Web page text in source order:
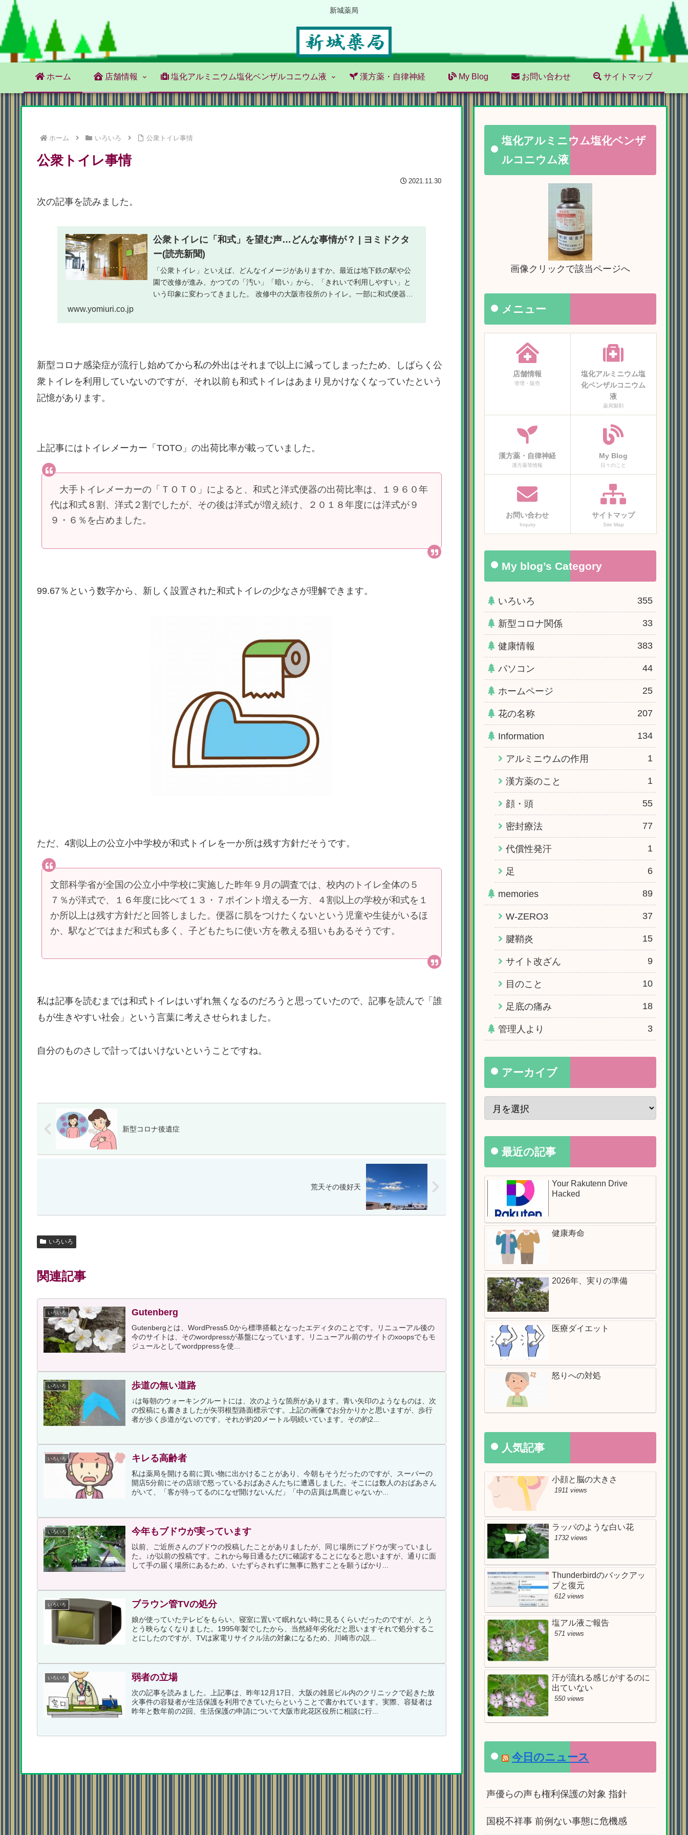
新城薬局
ホーム 店舗情報 塩化アルミニウム塩化ベンザルコニウム液 漢方薬・自律神経 My Blog お問い合わせ サイトマップ
ホーム いろいろ 公衆トイレ事情
公衆トイレ事情
2021.11.30
次の記事を読みました。
公衆トイレに「和式」を望む声…どんな事情が？ | ヨミドクタ
ー(読売新聞)
「公衆トイレ」といえば、どんなイメージがありますか。最近は地下鉄の駅や公
園で改修が進み、かつての「汚い」「暗い」から、「きれいで利用しやすい」と
いう印象に変わってきました。 改修中の大阪市役所のトイレ。一部に和式便器が
www.yomiuri.co.jp
新型コロナ感染症が流行し始めてから私の外出はそれまで以上に減ってしまったため、しばらく公
衆トイレを利用していないのですが、それ以前も和式トイレはあまり見かけなくなっていたという
記憶があります。
上記事にはトイレメーカー「TOTO」の出荷比率が載っていました。
大手トイレメーカーの「ＴＯＴＯ」によると、和式と洋式便器の出荷比率は、１９６０年
代は和式８割、洋式２割でしたが、その後は洋式が増え続け、２０１８年度には洋式が９
９・６％を占めました。
99.67％という数字から、新しく設置された和式トイレの少なさが理解できます。
ただ、4割以上の公立小中学校が和式トイレを一か所は残す方針だそうです。
文部科学省が全国の公立小中学校に実施した昨年９月の調査では、校内のトイレ全体の５
７％が洋式で、１６年度に比べて１３・７ポイント増える一方、４割以上の学校が和式を１
か所以上は残す方針だと回答しました。便器に肌をつけたくないという児童や生徒がいるほ
か、駅などではまだ和式も多く、子どもたちに使い方を教える狙いもあるそうです。
私は記事を読むまでは和式トイレはいずれ無くなるのだろうと思っていたので、記事を読んで「誰
もが生きやすい社会」という言葉に考えさせられました。
自分のものさしで計ってはいけないということですね。
新型コロナ後遺症
荒天その後好天
いろいろ
関連記事
いろいろ Gutenberg
Gutenbergとは、WordPress5.0から標準搭載となったエディタのことです。リニューアル後の
今のサイトは、そのwordpressが基盤になっています。リニューアル前のサイトのxoopsでもモ
ジュールとしてwordppressを使...
いろいろ 歩道の無い道路
↓は毎朝のウォーキングルートには、次のような箇所があります。青い矢印のようなものは、次
の投稿にも書きましたが矢羽根型路面標示です。上記の画像でお分かりかと思いますが、歩行
者が歩く歩道がないのです。それが約20メートル弱続いています。その約2...
いろいろ キレる高齢者
私は薬局を開ける前に買い物に出かけることがあり、今朝もそうだったのですが、スーパーの
開店5分前にその店頭で怒っているおばあさんたちに遭遇しました。そこには数人のおばあさん
がいて、「客が待ってるのになぜ開けないんだ」「中の店員は馬鹿じゃないか...
いろいろ 今年もブドウが実っています
以前、ご近所さんのブドウの投稿したことがありましたが、同じ場所にブドウが実っていまし
た。↓が以前の投稿です。これから毎日通るたびに確認することになると思いますが、通りに面
して手の届く場所にあるため、いたずらされずに無事に熟すことを願うばかり...
いろいろ ブラウン管TVの処分
娘が使っていたテレビをもらい、寝室に置いて眠れない時に見るくらいだったのですが、とう
とう映らなくなりました。1995年製でしたから、当然経年劣化だと思いますそれで処分するこ
とにしたのですが、TVは家電リサイクル法の対象になるため、川崎市の説...
いろいろ 弱者の立場
次の記事を読みました。上記事は、昨年12月17日、大阪の雑居ビル内のクリニックで起きた放
火事件の容疑者が生活保護を利用できていたらということで書かれています。実際、容疑者は
昨年と数年前の2回、生活保護の申請について大阪市此花区役所に相談に行...
塩化アルミニウム塩化ベンザ
ルコニウム液
画像クリックで該当ページへ
メニュー
店舗情報
管理・販売
塩化アルミニウム塩
化ベンザルコニウム
液
薬局製剤
漢方薬・自律神経
漢方薬等情報
My Blog
日々のこと
お問い合わせ
Inquiry
サイトマップ
Site Map
My blog’s Category
いろいろ 355
新型コロナ関係 33
健康情報 383
パソコン 44
ホームページ 25
花の名称 207
Information 134
アルミニウムの作用 1
漢方薬のこと 1
顔・頭 55
密封療法 77
代償性発汗 1
足 6
memories 89
W-ZERO3 37
腱鞘炎 15
サイト改ざん 9
目のこと 10
足底の痛み 18
管理人より 3
アーカイブ
最近の記事
Your Rakutenn Drive
Hacked
健康寿命
2026年、実りの準備
医療ダイエット
怒りへの対処
人気記事
小顔と脳の大きさ
1911 views
ラッパのような白い花
1732 views
Thunderbirdのバックアッ
プと復元
612 views
塩アル液ご報告
571 views
汗が流れる感じがするのに
出ていない
550 views
今日のニュース
声優らの声も権利保護の対象 指針
国税不祥事 前例ない事態に危機感